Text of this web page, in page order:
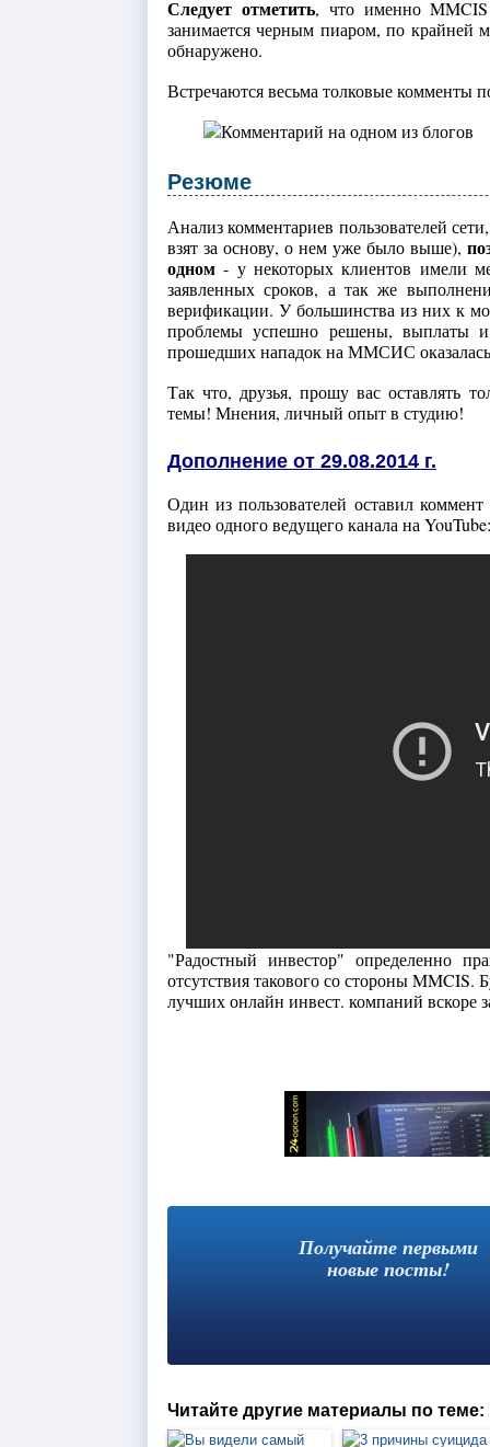
Следует отметить, что именно
занимается черным пиаром, по крайней
обнаружено.
Встречаются весьма толковые комменты
Резюме
Анализ комментариев пользователей
взят за основу, о нем уже было выше),
одном - у некоторых клиентов имели
заявленных сроков, а так же
верификации. У большинства из них к
проблемы успешно решены, выплаты
прошедших нападок на ММСИС оказалась
Так что, друзья, прошу вас оставлять
темы! Мнения, личный опыт в студию!
Дополнение от 29.08.2014 г.
Один из пользователей оставил
видео одного ведущего канала на YouTube:
"Радостный инвестор" определенно
отсутствия такового со стороны MMCIS.
лучших онлайн инвест. компаний вскоре
Получайте первыми
новые посты!
Читайте другие материалы по теме: